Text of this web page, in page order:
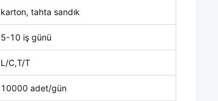
karton, tahta sandık
5-10 iş günü
L/C,T/T
10000 adet/gün